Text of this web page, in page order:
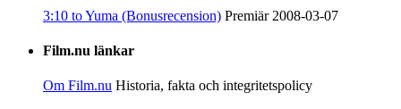
3:10 to Yuma (Bonusrecension) Premiär 2008-03-07
Film.nu länkar
Om Film.nu Historia, fakta och integritetspolicy